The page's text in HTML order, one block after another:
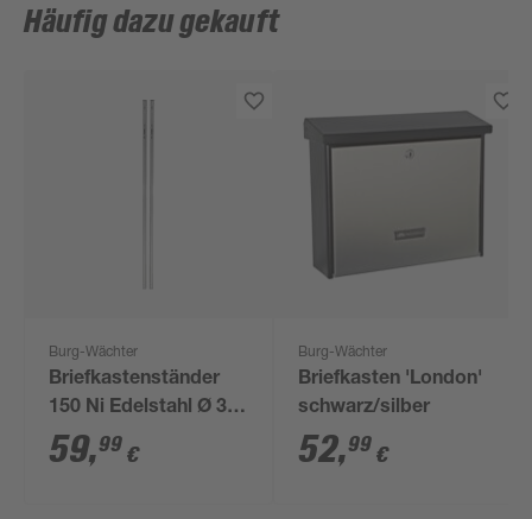
Häufig dazu gekauft
Burg-Wächter
Briefkastenständer
150 Ni Edelstahl Ø 3,2
x 30 x 150 cm
59,99 €
Burg-Wächter
Briefkasten 'London'
schwarz/silber
52,99 €